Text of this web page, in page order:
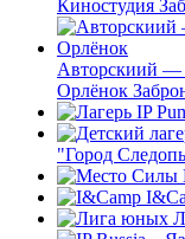
Киностудия
Авторскиий —
Орлёнок
"Город